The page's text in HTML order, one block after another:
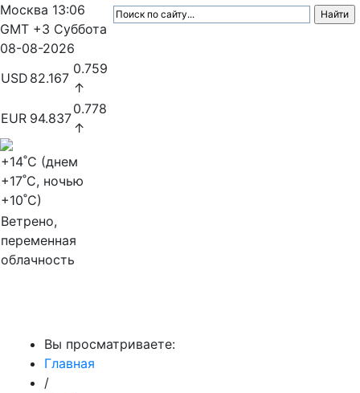
Москва 13:06
GMT +3 Суббота
08-08-2026
USD 82.167
0.759
↑
EUR 94.837
0.778
↑
+14˚C (днем
+17˚C, ночью
+10˚C)
Ветрено,
переменная
облачность
Вы просматриваете:
Главная
/